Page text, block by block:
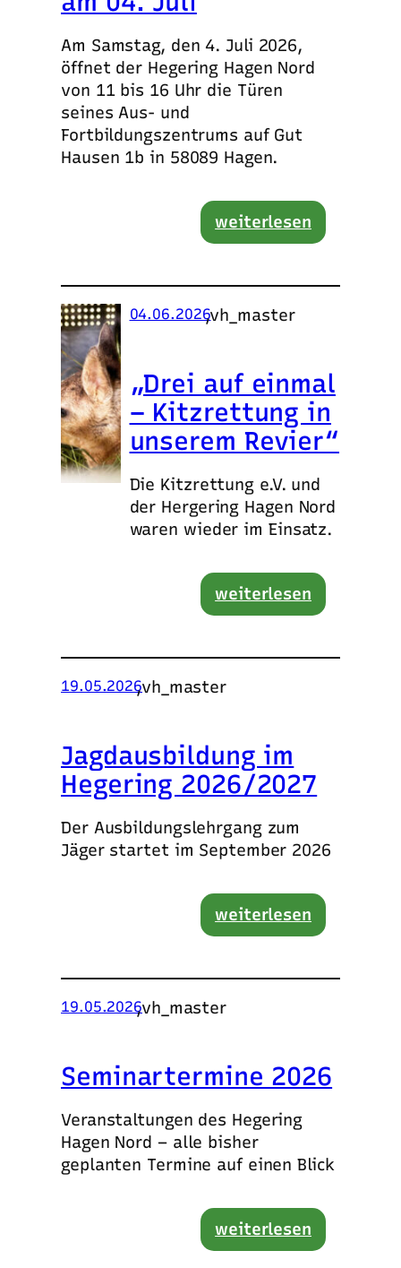
Am Samstag, den 4. Juli 2026,
öffnet der Hegering Hagen Nord
von 11 bis 16 Uhr die Türen
seines Aus- und
Fortbildungszentrums auf Gut
Hausen 1b in 58089 Hagen.
weiterlesen
04.06.2026
,vh_master
„Drei auf einmal
– Kitzrettung in
unserem Revier“
Die Kitzrettung e.V. und
der Hergering Hagen Nord
waren wieder im Einsatz.
weiterlesen
19.05.2026
,vh_master
Jagdausbildung im
Hegering 2026/2027
Der Ausbildungslehrgang zum
Jäger startet im September 2026
weiterlesen
19.05.2026
,vh_master
Seminartermine 2026
Veranstaltungen des Hegering
Hagen Nord – alle bisher
geplanten Termine auf einen Blick
weiterlesen